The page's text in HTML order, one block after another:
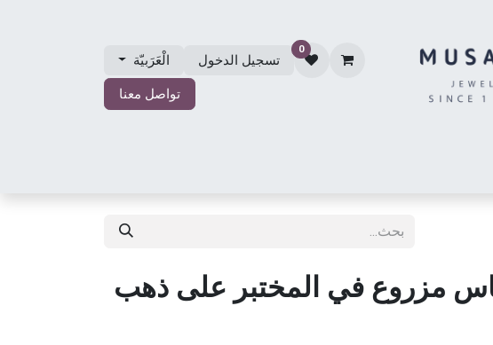
0
تسجيل الدخول الْعَرَبيّة
تواصل معنا
مزروع في المختبر على ذهب